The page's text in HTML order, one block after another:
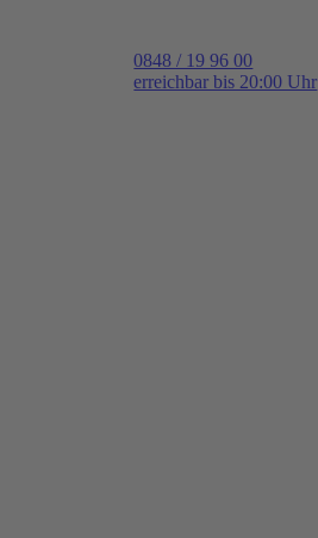
0848 / 19 96 00
erreichbar bis 20:00 Uhr